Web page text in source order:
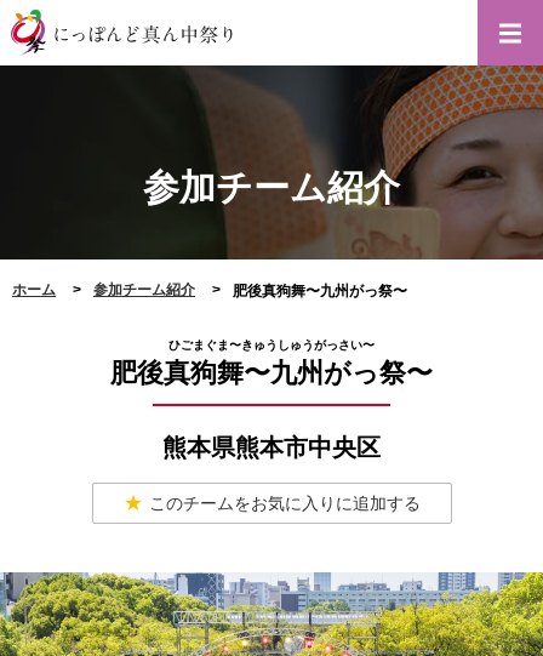
参加チーム紹介
ホーム 参加チーム紹介 肥後真狗舞〜九州がっ祭〜
肥後真狗舞〜九州がっ祭〜
ひごまぐま〜きゅうしゅうがっさい〜
熊本県熊本市中央区
このチームをお気に入りに追加する